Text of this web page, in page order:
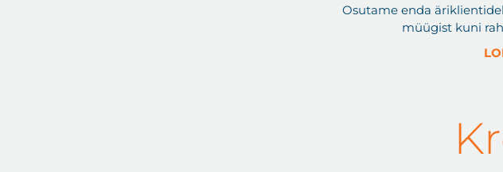
võlglastega
maksekokkulepete ja käendustega garantiide
Osutame enda
müügist kuni